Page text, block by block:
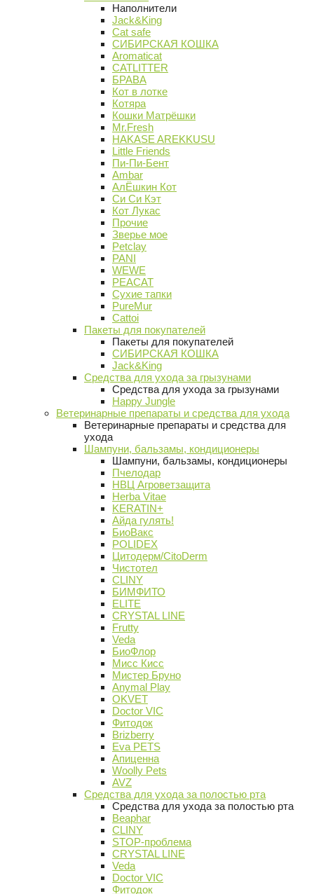
Наполнители
Jack&King
Cat safe
СИБИРСКАЯ КОШКА
Aromaticat
CATLITTER
БРАВА
Кот в лотке
Котяра
Кошки Матрёшки
Mr.Fresh
HAKASE AREKKUSU
Little Friends
Пи-Пи-Бент
Ambar
АлЁшкин Кот
Си Си Кэт
Кот Лукас
Прочие
Зверье мое
Petclay
PANI
WEWE
PEACAT
Сухие тапки
PureMur
Cattoi
Пакеты для покупателей
Пакеты для покупателей
СИБИРСКАЯ КОШКА
Jack&King
Средства для ухода за грызунами
Средства для ухода за грызунами
Happy Jungle
Ветеринарные препараты и средства для ухода
Ветеринарные препараты и средства для
ухода
Шампуни, бальзамы, кондиционеры
Шампуни, бальзамы, кондиционеры
Пчелодар
НВЦ Агроветзащита
Herba Vitae
KERATIN+
Айда гулять!
БиоВакс
POLIDEX
Цитодерм/CitoDerm
Чистотел
CLINY
БИМФИТО
ELITE
CRYSTAL LINE
Frutty
Veda
БиоФлор
Мисс Кисс
Мистер Бруно
Anymal Play
OKVET
Doctor VIC
Фитодок
Brizberry
Eva PETS
Апиценна
Woolly Pets
AVZ
Средства для ухода за полостью рта
Средства для ухода за полостью рта
Beaphar
CLINY
STOP-проблема
CRYSTAL LINE
Veda
Doctor VIC
Фитодок